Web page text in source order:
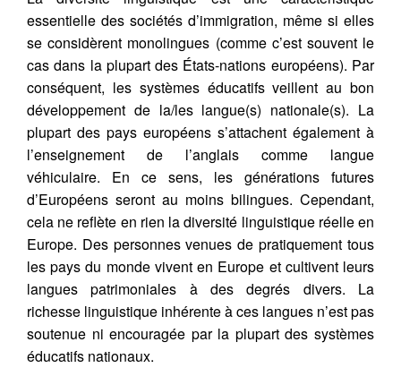
essentielle des sociétés d’immigration, même si elles
se considèrent monolingues (comme c’est souvent le
cas dans la plupart des États-nations européens). Par
conséquent, les systèmes éducatifs veillent au bon
développement de la/les langue(s) nationale(s). La
plupart des pays européens s’attachent également à
l’enseignement de l’anglais comme langue
véhiculaire. En ce sens, les générations futures
d’Européens seront au moins bilingues. Cependant,
cela ne reflète en rien la diversité linguistique réelle en
Europe. Des personnes venues de pratiquement tous
les pays du monde vivent en Europe et cultivent leurs
langues patrimoniales à des degrés divers. La
richesse linguistique inhérente à ces langues n’est pas
soutenue ni encouragée par la plupart des systèmes
éducatifs nationaux.